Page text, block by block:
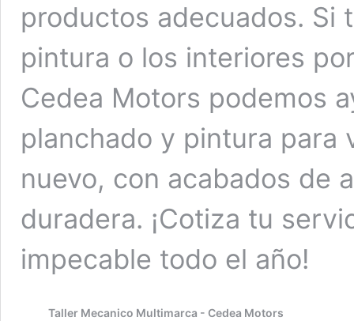
productos adecuados. Si
pintura o los interiores
Cedea Motors podemos
planchado y pintura para
nuevo, con acabados de
duradera. ¡Cotiza tu
impecable todo el año!
Taller Mecanico Multimarca - Cedea Motors